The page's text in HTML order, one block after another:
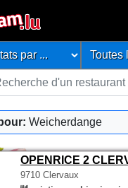
Weicherdange
OPENRICE 2
9710 Clervaux